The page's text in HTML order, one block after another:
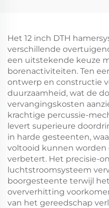
Het 12 inch DTH
verschillende
een uitstekende keuze
borenactiviteiten. Ten
ontwerp en constructie
duurzaamheid, wat de
vervangingskosten
krachtige percussie-
levert superieure
in harde gesteenten,
voltooid kunnen
verbetert. Het precisie-
luchtstroomsysteem
boorgesteente terwijl
oververhitting
van het gereedschap